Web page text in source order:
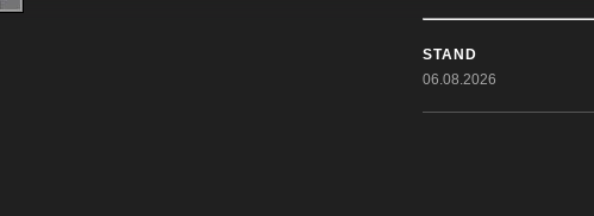
STAND
06.08.2026